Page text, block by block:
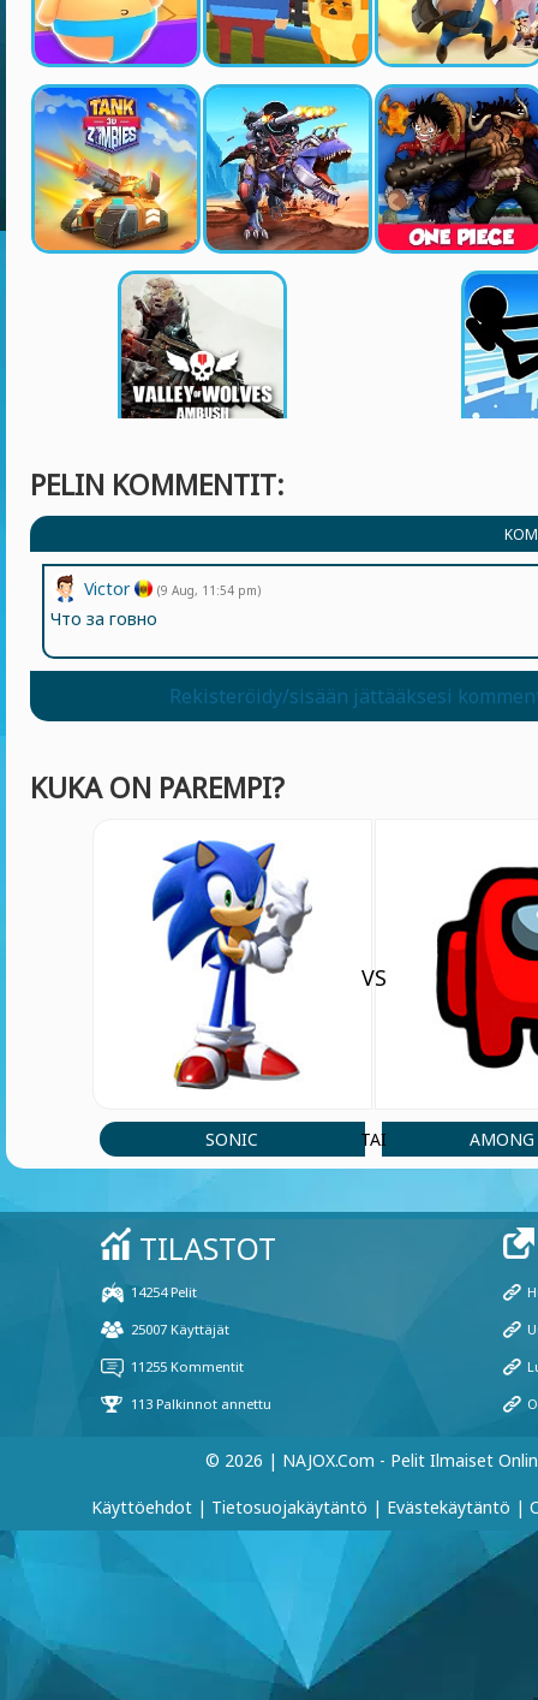
PELIN KOMMENTIT:
Victor (9 Aug, 11:54 pm)
Что за говно
Rekisteröidy/sisään jättääksesi
KUKA ON PAREMPI?
SONIC
VS
TAI AMONG
© 2026 | NAJOX.com - Pelit Ilmaiset
Käyttöehdot | Tietosuojakäytäntö | Evästekäytäntö |